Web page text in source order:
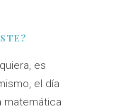
es
el día
matemática